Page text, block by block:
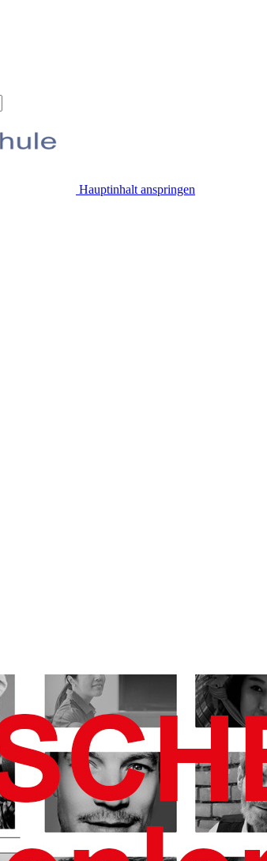
Hauptinhalt anspringen